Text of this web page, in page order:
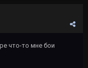
что-то мне бои